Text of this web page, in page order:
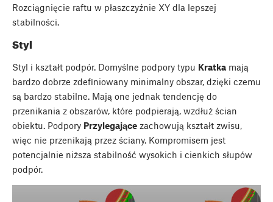
Rozciągnięcie raftu w płaszczyźnie XY dla lepszej
stabilności.
Styl
Styl i kształt podpór. Domyślne podpory typu Kratka mają
bardzo dobrze zdefiniowany minimalny obszar, dzięki czemu
są bardzo stabilne. Mają one jednak tendencję do
przenikania z obszarów, które podpierają, wzdłuż ścian
obiektu. Podpory Przylegające zachowują kształt zwisu,
więc nie przenikają przez ściany. Kompromisem jest
potencjalnie niższa stabilność wysokich i cienkich słupów
podpór.